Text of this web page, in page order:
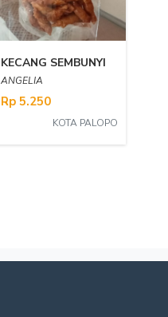
KECANG SEMBUNYI
ANGELIA
Rp 5.250
KOTA PALOPO